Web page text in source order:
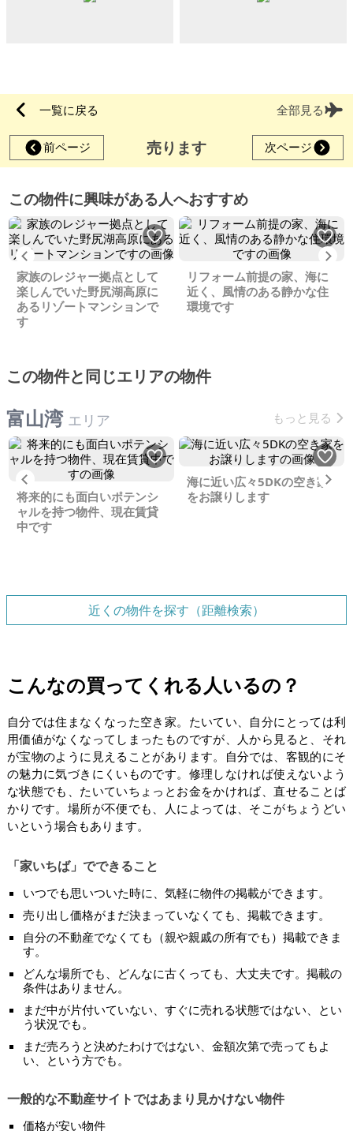
一覧に戻る 全部見る
前ページ 売ります 次ページ
この物件に興味がある人へおすすめ
Previous
家族のレジャー拠点として
楽しんでいた野尻湖高原に
あるリゾートマンションで
す
リフォーム前提の家、海に
近く、風情のある静かな住
環境です
この物件と同じエリアの物件
富山湾 エリア もっと見る
Previous
将来的にも面白いポテンシ
ャルを持つ物件、現在賃貸
中です
海に近い広々5DKの空き家
をお譲りします
近くの物件を探す（距離検索）
こんなの買ってくれる人いるの？
自分では住まなくなった空き家。たいてい、自分にとっては利
用価値がなくなってしまったものですが、人から見ると、それ
が宝物のように見えることがあります。自分では、客観的にそ
の魅力に気づきにくいものです。修理しなければ使えないよう
な状態でも、たいていちょっとお金をかければ、直せることば
かりです。場所が不便でも、人によっては、そこがちょうどい
いという場合もあります。
「家いちば」でできること
いつでも思いついた時に、気軽に物件の掲載ができます。
売り出し価格がまだ決まっていなくても、掲載できます。
自分の不動産でなくても（親や親戚の所有でも）掲載できま
す。
どんな場所でも、どんなに古くっても、大丈夫です。掲載の
条件はありません。
まだ中が片付いていない、すぐに売れる状態ではない、とい
う状況でも。
まだ売ろうと決めたわけではない、金額次第で売ってもよ
い、という方でも。
一般的な不動産サイトではあまり見かけない物件
価格が安い物件